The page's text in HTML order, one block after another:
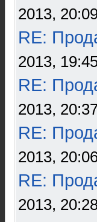
2013,
RE:
2013,
RE:
2013,
RE:
2013,
RE:
2013,